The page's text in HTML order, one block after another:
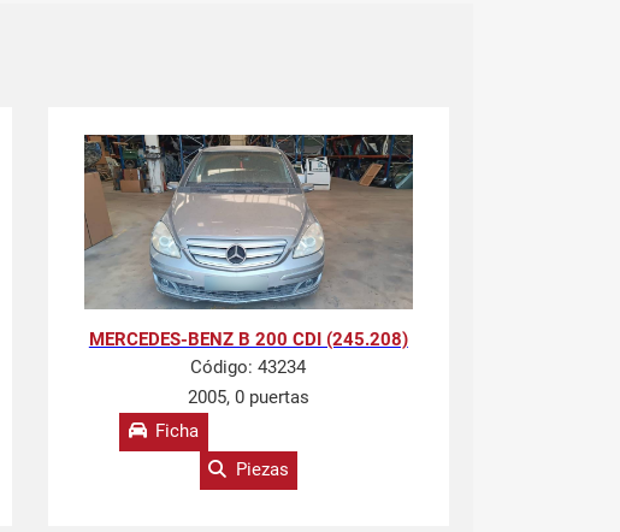
MERCEDES-BENZ B 200 CDI (245.208)
Código:43234
2005, 0 puertas
Ficha
Piezas